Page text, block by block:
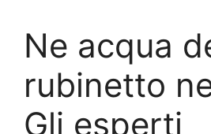
Ne acqua
rubinetto
Gli esperti